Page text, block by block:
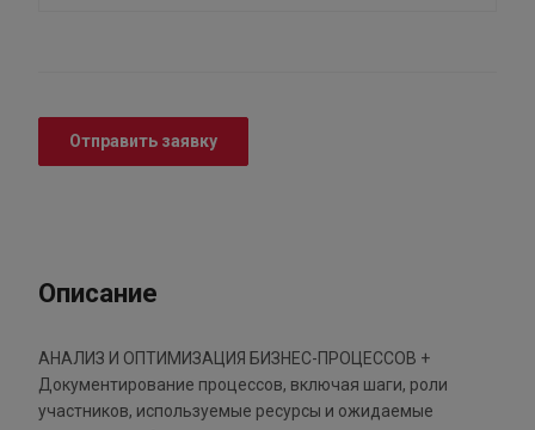
Отправить заявку
Описание
АНАЛИЗ И ОПТИМИЗАЦИЯ БИЗНЕС-ПРОЦЕССОВ +
Документирование процессов, включая шаги, роли
участников, используемые ресурсы и ожидаемые